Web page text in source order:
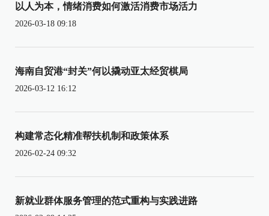
以人为本，情绪消费如何激活消费市场活力
2026-03-18 09:18
海南自贸港“封关”何以撬动亚太经贸棋局
2026-03-12 16:12
构建常态化精准帮扶机制和政策体系
2026-02-24 09:32
新就业群体服务管理的范式重构与实践进路